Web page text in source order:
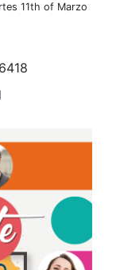
11th of Marzo